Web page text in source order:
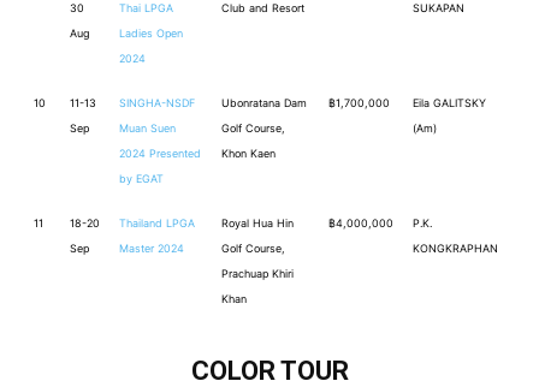
30
Aug
Thai LPGA
Ladies Open
2024
Club and Resort
SUKAPAN
10
11-13
Sep
SINGHA-NSDF
Muan Suen
2024 Presented
by EGAT
Ubonratana Dam
Golf Course,
Khon Kaen
฿1,700,000
Eila GALITSKY
(Am)
11
18-20
Sep
Thailand LPGA
Master 2024
Royal Hua Hin
Golf Course,
Prachuap Khiri
Khan
฿4,000,000
P.K.
KONGKRAPHAN
COLOR TOUR